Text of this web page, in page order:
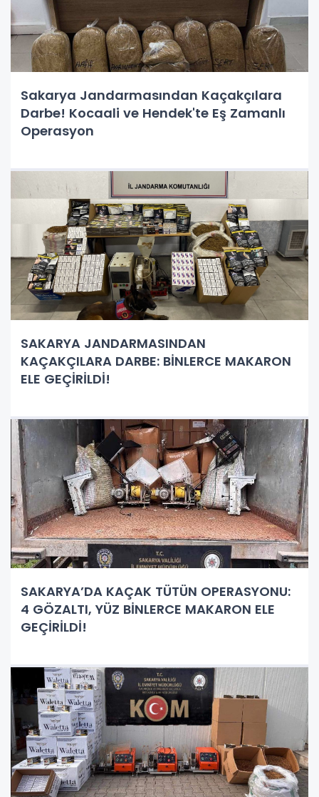
Sakarya Jandarmasından Kaçakçılara
Darbe! Kocaali ve Hendek'te Eş Zamanlı
Operasyon
SAKARYA JANDARMASINDAN
KAÇAKÇILARA DARBE: BİNLERCE MAKARON
ELE GEÇİRİLDİ!
SAKARYA’DA KAÇAK TÜTÜN OPERASYONU:
4 GÖZALTI, YÜZ BİNLERCE MAKARON ELE
GEÇİRİLDİ!